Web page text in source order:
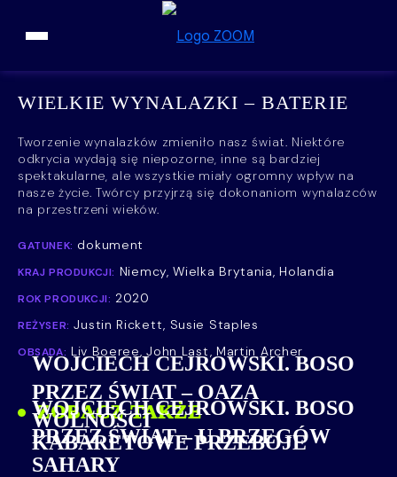
WIELKIE WYNALAZKI – BATERIE
Tworzenie wynalazków zmieniło nasz świat. Niektóre
odkrycia wydają się niepozorne, inne są bardziej
spektakularne, ale wszystkie miały ogromny wpływ na
nasze życie. Twórcy przyjrzą się dokonaniom wynalazców
na przestrzeni wieków.
GATUNEK: dokument
KRAJ PRODUKCJI: Niemcy, Wielka Brytania, Holandia
ROK PRODUKCJI: 2020
REŻYSER: Justin Rickett, Susie Staples
OBSADA: Liv Boeree, John Last, Martin Archer
ZOBACZ TAKŻE
WOJCIECH CEJROWSKI. BOSO
PRZEZ ŚWIAT – OAZA
WOLNOŚCI
KABARETOWE PRZEBOJE
WOJCIECH CEJROWSKI. BOSO
PRZEZ ŚWIAT – U BRZEGÓW
SAHARY